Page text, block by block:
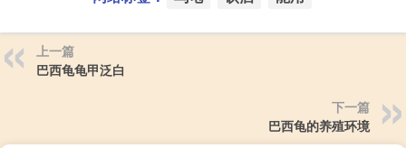
上一篇
巴西龟龟甲泛白
下一篇
巴西龟的养殖环境